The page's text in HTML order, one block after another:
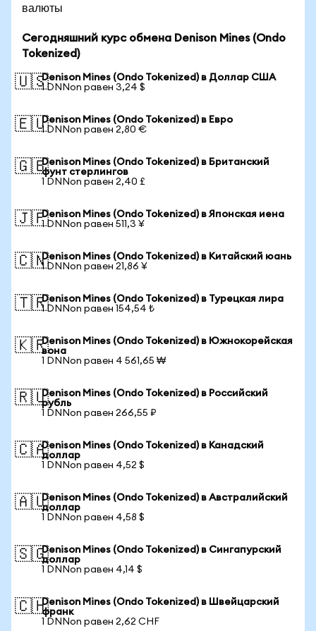
валюты
Сегодняшний курс обмена Denison Mines (Ondo
Tokenized)
🇺🇸Denison Mines (Ondo Tokenized) в Доллар США
1 DNNon равен 3,24 $
🇪🇺Denison Mines (Ondo Tokenized) в Евро
1 DNNon равен 2,80 €
🇬🇧Denison Mines (Ondo Tokenized) в Британский
фунт стерлингов
1 DNNon равен 2,40 £
🇯🇵Denison Mines (Ondo Tokenized) в Японская иена
1 DNNon равен 511,3 ¥
🇨🇳Denison Mines (Ondo Tokenized) в Китайский юань
1 DNNon равен 21,86 ¥
🇹🇷Denison Mines (Ondo Tokenized) в Турецкая лира
1 DNNon равен 154,54 ₺
🇰🇷Denison Mines (Ondo Tokenized) в Южнокорейская
вона
1 DNNon равен 4 561,65 ₩
🇷🇺Denison Mines (Ondo Tokenized) в Российский
рубль
1 DNNon равен 266,55 ₽
🇨🇦Denison Mines (Ondo Tokenized) в Канадский
доллар
1 DNNon равен 4,52 $
🇦🇺Denison Mines (Ondo Tokenized) в Австралийский
доллар
1 DNNon равен 4,58 $
🇸🇬Denison Mines (Ondo Tokenized) в Сингапурский
доллар
1 DNNon равен 4,14 $
🇨🇭Denison Mines (Ondo Tokenized) в Швейцарский
франк
1 DNNon равен 2,62 CHF